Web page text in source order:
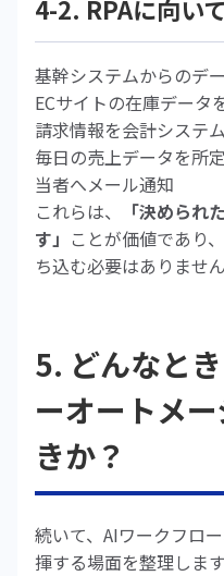
4-2. RPAに向い
基幹システムからのデ
ECサイトの在庫データ
請求情報を会計システ
毎日の売上データを所
当者へメール通知
これらは、
「決められ
す」 ことが価値であり
ち込む必要はありません
5. どんなと
ーオートメ
きか？
続いて、AIワークフロ
揮する場面を整理します